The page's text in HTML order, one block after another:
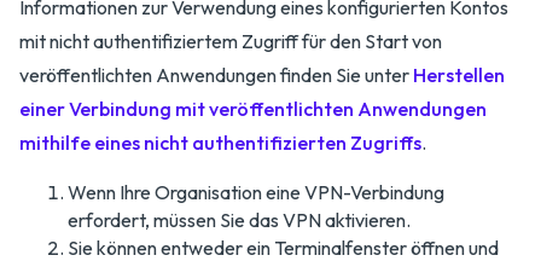
Informationen zur Verwendung eines konfigurierten Kontos
mit nicht authentifiziertem Zugriff für den Start von
veröffentlichten Anwendungen finden Sie unter Herstellen
einer Verbindung mit veröffentlichten Anwendungen
mithilfe eines nicht authentifizierten Zugriffs.
Wenn Ihre Organisation eine VPN-Verbindung
erfordert, müssen Sie das VPN aktivieren.
Sie können entweder ein Terminalfenster öffnen und